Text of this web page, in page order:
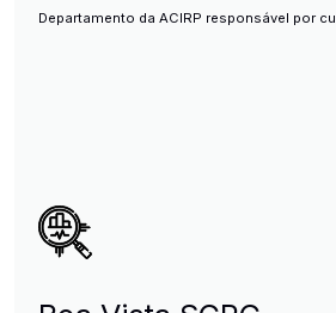
Departamento da ACIRP responsável por